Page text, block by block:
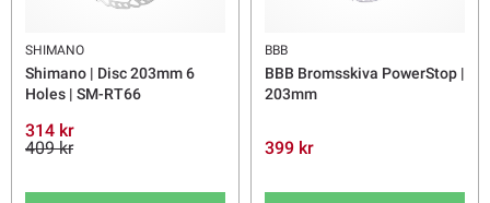
SHIMANO
Shimano | Disc 203mm 6
Holes | SM-RT66
314 kr
409 kr
BBB
BBB Bromsskiva PowerStop |
203mm
399 kr